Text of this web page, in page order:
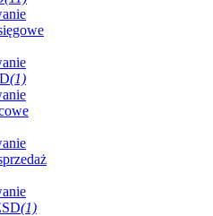
(1)
(1)